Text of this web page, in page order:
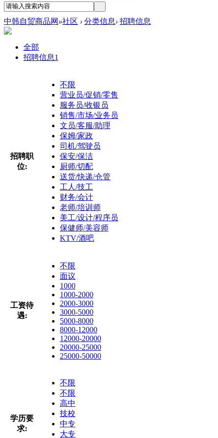
中韩自贸商品网 »社区 › 分类信息› 招聘信息
全部
招聘信息1
招聘职
位:
不限
营业员/促销/零售
服务员/收银员
销售/市场/业务员
文员/客服/助理
保姆/家政
司机/驾驶员
保安/保洁
厨师/切配
送货/快递/仓管
工人/技工
财务/会计
老师/培训师
美工/设计/程序员
保健师/美容师
KTV/酒吧
工资待
遇:
不限
面议
1000
1000-2000
2000-3000
3000-5000
5000-8000
8000-12000
12000-20000
20000-25000
25000-50000
学历要
求:
不限
不限
高中
技校
中专
大专